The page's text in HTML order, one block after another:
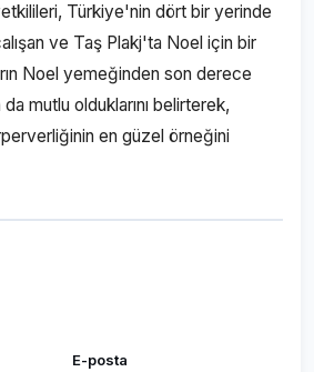
Türkiye'nin dört bir yerinde
ve Taş Plakj'ta Noel için bir
Noel yemeğinden son derece
mutlu olduklarını belirterek,
en güzel örneğini
E-posta